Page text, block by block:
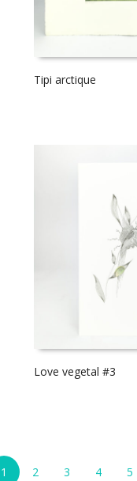
Tipi arctique
Love vegetal #3
1 2 3 4 5